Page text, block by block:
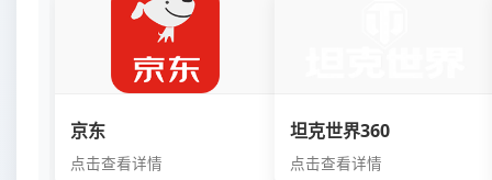
京东
点击查看详情
坦克世界360
点击查看详情